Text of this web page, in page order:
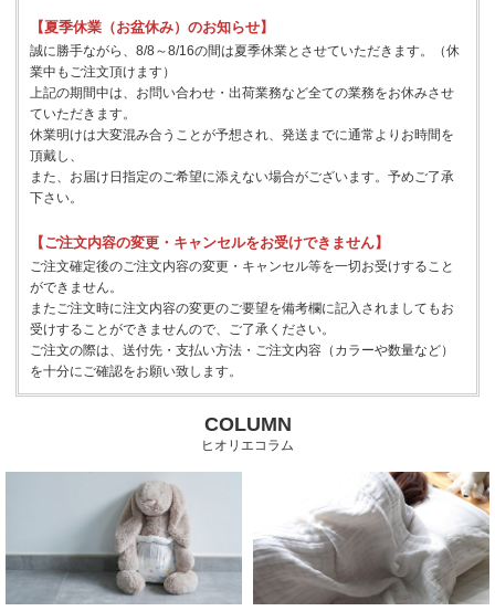
【夏季休業（お盆休み）のお知らせ】
誠に勝手ながら、8/8～8/16の間は夏季休業とさせていただきます。（休
業中もご注文頂けます）
上記の期間中は、お問い合わせ・出荷業務など全ての業務をお休みさせ
ていただきます。
休業明けは大変混み合うことが予想され、発送までに通常よりお時間を
頂戴し、
また、お届け日指定のご希望に添えない場合がございます。予めご了承
下さい。
【ご注文内容の変更・キャンセルをお受けできません】
ご注文確定後のご注文内容の変更・キャンセル等を一切お受けすること
ができません。
またご注文時に注文内容の変更のご要望を備考欄に記入されましてもお
受けすることができませんので、ご了承ください。
ご注文の際は、送付先・支払い方法・ご注文内容（カラーや数量など）
を十分にご確認をお願い致します。
COLUMN
ヒオリエコラム